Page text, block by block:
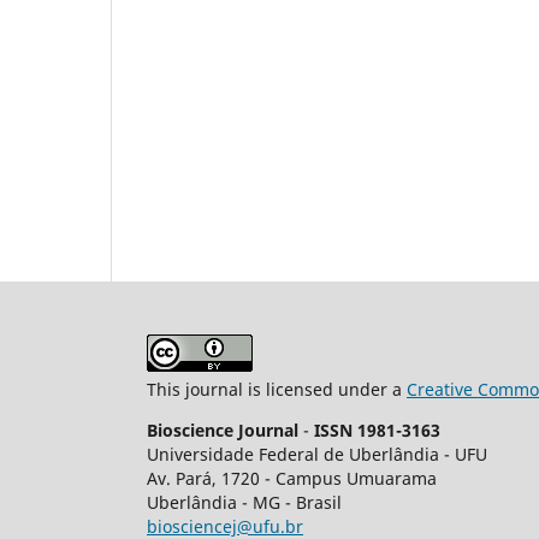
This journal is licensed under a Creative
Bioscience Journal - ISSN 1981-3163
Universidade Federal de Uberlândia - UFU
Av. Pará, 1720 - Campus Umuarama
Uberlândia - MG - Brasil
biosciencej@ufu.br